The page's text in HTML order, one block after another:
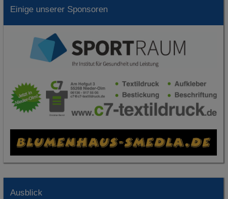
Einige unserer Sponsoren
Ausblick